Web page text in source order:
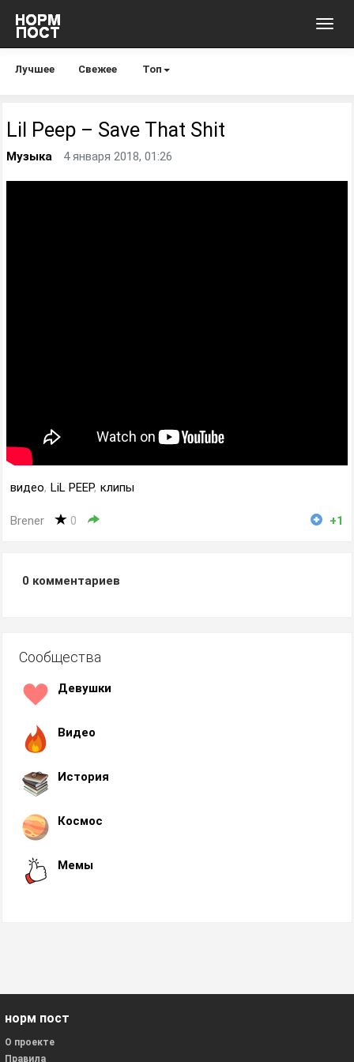
Лучшее Свежее Топ
Lil Peep – Save That Shit
Музыка 4 января 2018, 01:26
видео, LiL PEEP, клипы
Brener 0 +1
0 комментариев
Сообщества
Девушки
Видео
История
Космос
Мемы
норм пост
О проекте
Правила